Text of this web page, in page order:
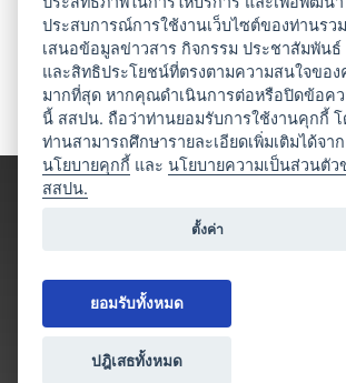
ประสบการณ์การใช้งานเว็บไซต์ของท่านรว
เสนอข้อมูลข่าวสาร กิจกรรม ประชาสัมพันธ์
และสิทธิประโยชน์ที่ตรงตามความสนใจขอ
มากที่สุด หากคุณดำเนินการต่อหรือปิดข้อค
นี้ สสปน. ถือว่าท่านยอมรับการใช้งานคุกกี้ โ
ท่านสามารถศึกษารายละเอียดเพิ่มเติมได้จาก
นโยบายคุกกี้ และนโยบายความเป็นส่วนตัว
สสปน.
ตั้งค่า
ยอมรับทั้งหมด
ปฎิเสธทั้งหมด